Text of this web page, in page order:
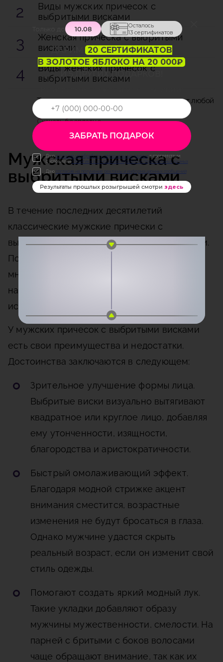
Виды мужских причесок с
выбритыми висками
Женская прическа с выбритыми
висками
Виды женских причесок с
выбритыми висками
Топ-7 модных аксессуаров, которые сделают любой
образ стильным
Скачать бесплатно
Мужская прическа с
выбритыми висками
В течение последних десятилетий
классические мужские прически с
выбритыми висками остаются неизменными.
Подобных стрижек, когда виски открыты,
множество. Каждая из причесок имеет
название и определенную технику
исполнения.
У мужских причесок с выбритыми висками
есть свои преимущества и недостатки.
Достоинства заключаются в следующем:
Зрительное улучшение формы лица.
Выбритые виски визуально вытягивают
квадратное или круглое лицо, добавляя
ему утонченности, изящности,
благородства и аристократичности.
Быстрый омолаживающий эффект.
Благодаря модной стрижке акцент
внимания сместится, возрастные
изменения не будут бросаться в глаза.
Однако мужчине удастся скрыть
реальный возраст, если он изменит свой
стиль одежды.
Помогают создать яркий модный лук.
Такие укладки добавляют образу
мужчины мужественности, смелости. На
парней с бритыми с боков волосами
чаще обращают внимание, так как их
10.08
Осталось
13 сертификатов
ДАРИМ
20 СЕРТИФИКАТОВ
В ЗОЛОТОЕ ЯБЛОКО НА 20 000₽
И 5 ДРУГИХ ПОДАРКОВ!
ЗАБРАТЬ ПОДАРОК
Даю согласие на обработку персональных данных в соответствии
с условиямиПолитики в отношении обработки персональных данных
Даю
Результаты прошлых розыгрышей смотри здесь